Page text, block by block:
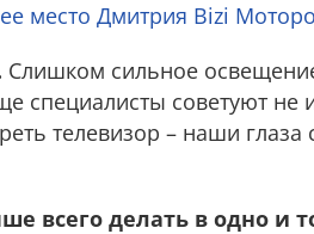
место Дмитрия Bizi
Слишком сильное
специалисты советуют не
телевизор – наши глаза
всего делать в одно и